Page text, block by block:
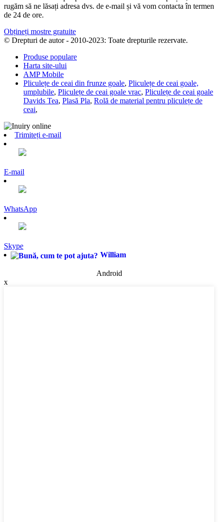
rugăm să ne lăsați adresa dvs. de e-mail și vă vom contacta în termen
de 24 de ore.
Obțineți mostre gratuite
© Drepturi de autor - 2010-2023: Toate drepturile rezervate.
Produse populare
Harta site-ului
AMP Mobile
Pliculețe de ceai din frunze goale, Pliculețe de ceai goale,
umplubile, Pliculețe de ceai goale vrac, Pliculețe de ceai goale
Davids Tea, Plasă Pla, Rolă de material pentru pliculețe de
ceai,
Trimiteți e-mail
E-mail
WhatsApp
Skype
William
Android
x